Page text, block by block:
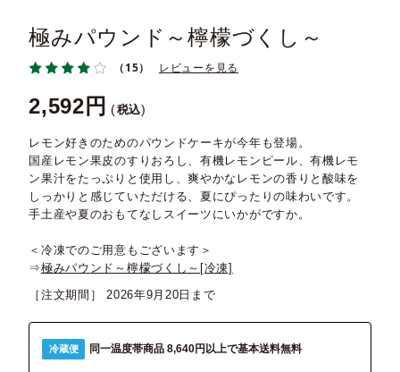
極みパウンド～檸檬づくし～
（15） レビューを見る
2,592 税込
レモン好きのためのパウンドケーキが今年も登場。
国産レモン果皮のすりおろし、有機レモンピール、有機レモ
ン果汁をたっぷりと使用し、爽やかなレモンの香りと酸味を
しっかりと感じていただける、夏にぴったりの味わいです。
手土産や夏のおもてなしスイーツにいかがですか。
＜冷凍でのご用意もございます＞
⇒極みパウンド～檸檬づくし～[冷凍]
［注文期間］
2026年9月20日
冷蔵便 同一温度帯商品 8,640円以上で基本送料無料